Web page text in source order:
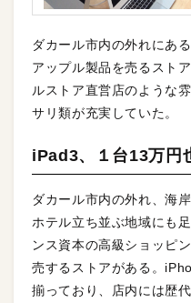
ダカール市内の外れにあ
アップル製品を売るスト
ルストア直営店のような
サリ類が充実していた。
iPad3、１台13万円
ダカール市内の外れ、海
ホテル立ち並ぶ地域にも
ンス資本の高級ショッピ
売するストアがある。
揃っており、店内には歴